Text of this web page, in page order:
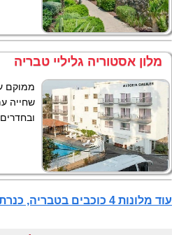
מלון אסטוריה גליליי טבריה
ממוקם
שחייה
עוד מלונות 4 כוכבים בטבריה, כנרת והעמקים ...